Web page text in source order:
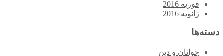
فوریه 2016
ژانویه 2016
دسته‌ها
جوانان و دین